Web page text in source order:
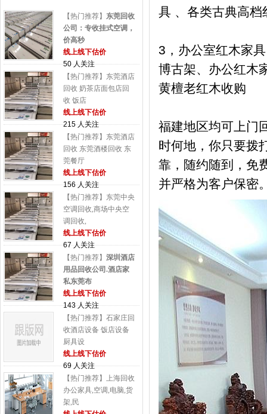
【热门推荐】 东莞回收
公司：专收挂式空调，
价高秒
线上线下估价
50 人关注
【热门推荐】东莞酒店
回收 奶茶店面包店回
收 饭店
线上线下估价
215 人关注
【热门推荐】东莞酒店
回收 东莞酒楼回收 东
莞餐厅
线上线下估价
156 人关注
【热门推荐】东莞中央
空调回收,商场中央空
调回收,
线上线下估价
67 人关注
【热门推荐】 深圳酒店
用品回收公司.酒店家
私东莞布
线上线下估价
143 人关注
【热门推荐】石家庄回
收酒店设备 饭店设备
厨具设
线上线下估价
69 人关注
【热门推荐】上海回收
办公家具,空调,电脑,货
架,民
具 、各类古典高档
3，办公室红木家
博古架、办公红木
黄檀老红木收购
福建地区均可上门
时何地，你只要拨
靠，随约随到，免
并严格为客户保密